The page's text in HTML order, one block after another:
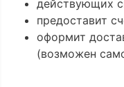
действующих
предоставит
оформит
(возможен